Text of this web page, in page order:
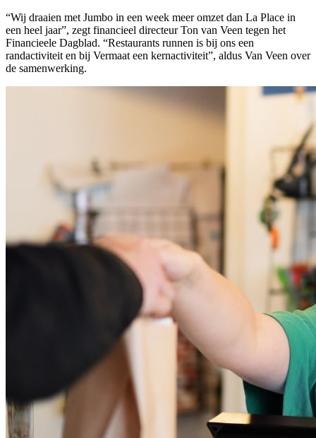
“Wij draaien met Jumbo in een week meer omzet dan La Place in
een heel jaar”, zegt financieel directeur Ton van Veen tegen het
Financieele Dagblad. “Restaurants runnen is bij ons een
randactiviteit en bij Vermaat een kernactiviteit”, aldus Van Veen over
de samenwerking.